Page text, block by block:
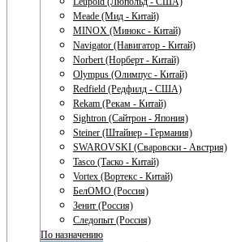
Meade (Мид - Китай)
MINOX (Минокс - Китай)
Navigator (Навигатор - Китай)
Norbert (Норберт - Китай)
Olympus (Олимпус - Китай)
Redfield (Редфилд - США)
Rekam (Рекам - Китай)
Sightron (Сайтрон - Япония)
Steiner (Штайнер - Германия)
SWAROVSKI (Сваровски - Австрия)
Tasco (Таско - Китай)
Vortex (Вортекс - Китай)
БелОМО (Россия)
Зенит (Россия)
Следопыт (Россия)
По назначению